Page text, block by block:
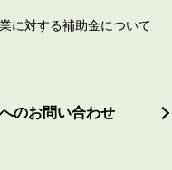
に対する補助金について
のお問い合わせ